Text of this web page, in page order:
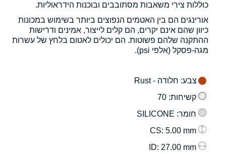
כוללות צירי משאבות מסתובבים ובוכנות הידראוליות.
אורינגים הם בין האטמים הנפוצים ביותר בשימוש במכונות
כיוון שהם אינם יקרים, הם קלים לייצור, אמינים ודרישות
ההתקנה שלהם פשוטות. הם יכולים לאטום בלחץ של עשרות
מגה-פסקל (אלפי psi).
צבע: חלודה - Rust
קשיחות: 70
חומר: SILICONE
: 5.00 mm
: 27.00 mm